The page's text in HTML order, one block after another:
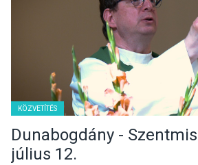
KÖZVETÍTÉS
Dunabogdány -
július 12.